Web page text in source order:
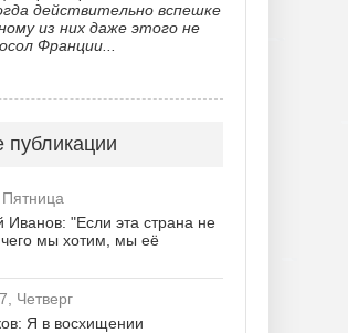
действительно вспешке
из них даже этого не
Франции...
Иванов: "Если эта страна не
чего мы хотим, мы её
Четверг
Я в восхищении